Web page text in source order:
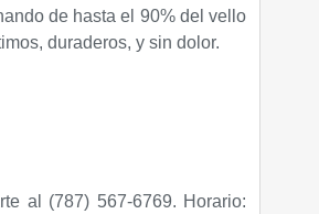
de hasta el 90% del vello
duraderos, y sin dolor.
al (787) 567-6769. Horario: